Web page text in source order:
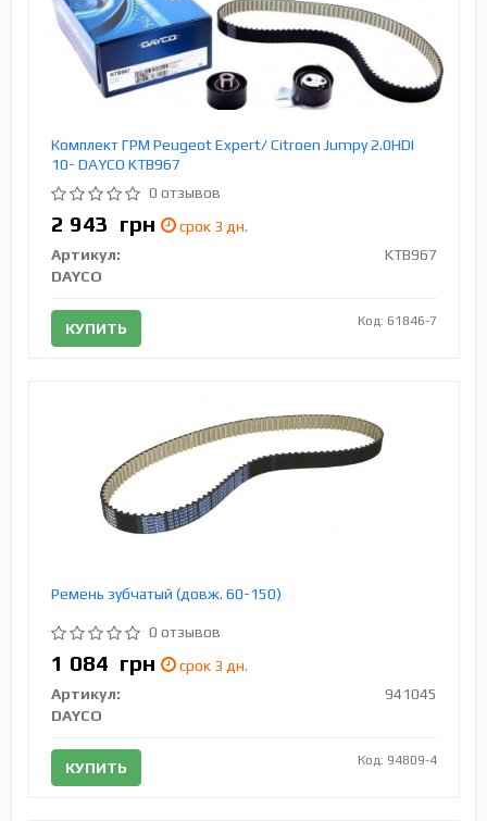
Комплект ГРМ Peugeot Expert/ Citroen Jumpy 2.0HDI
10- DAYCO KTB967
0 отзывов
2 943 грн
срок 3 дн.
Артикул:
KTB967
DAYCO
КУПИТЬ Код: 61846-7
Ремень зубчатый (довж. 60-150)
0 отзывов
1 084 грн
срок 3 дн.
Артикул:
941045
DAYCO
КУПИТЬ Код: 94809-4